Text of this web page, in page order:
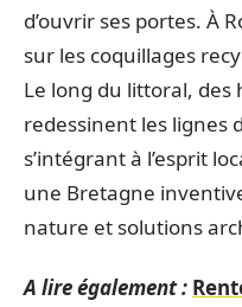
d’ouvrir ses portes. À
sur les coquillages
Le long du littoral,
redessinent les lignes
s’intégrant à l’esprit
une Bretagne
nature et solutions
A lire également :